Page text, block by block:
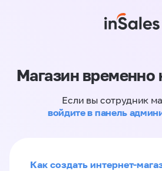
Магазин временно
Если вы сотрудник
войдите в панель
Как создать интернет-